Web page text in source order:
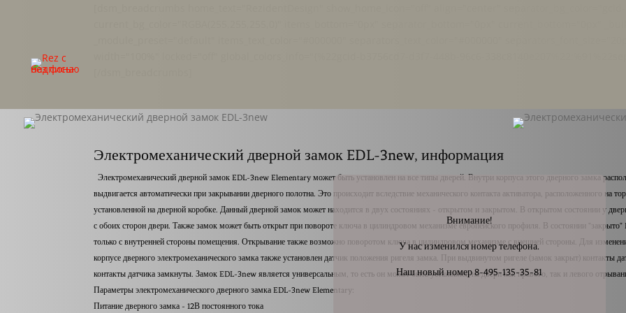
_module_preset="default" items_text_color="#000000" separators_text_color="#000000"
Электромеханический дверной замок EDL-3new, информация
Электромеханический дверной замок EDL-3new Elementary может быть установлен на все типы дверей. Внутри корпуса этого дверного замка
выдвигается автоматически при закрывании дверного полотна. Это происходит вследствие механического контакта активатора, расположенного на
установленной на дверной коробке. Данный дверной замок может находится в двух состояниях - открытом и закрытом. В открытом состоянии у
с обоих сторон двери. Также замок может быть открыт при повороте ключа в цилиндровом механизме европейского профиля. В состоянии
только с внутренней стороны помещения. Открывание также возможно поворотом ключа в цилиндровом механизме с внешней стороны. Для
корпусе дверного электромеханического замка также установлен датчик положения ригеля замка. При выдвинутом ригеле (замок закрыт) контакты
контакты датчика замкнуты. Замок EDL-3new является универсальным, то есть он может быть установлен на двери как правого, так и левого
Параметры электромеханического дверного замка EDL-3new Elementary:
Питание дверного замка - 12В постоянного тока
Внимание!
У нас изменился номер телефона.
Наш новый номер 8-495-135-35-81